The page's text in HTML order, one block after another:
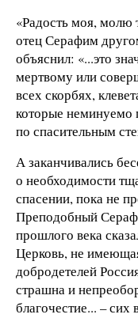
«Радость моя, молю
отец Серафим
объяснил: «...это
мертвому или
всех скорбях,
которые
по спасительным
А заканчивались
о необходимости
спасении, пока не
Преподобный
прошлого века
Церковь, не
добродетелей
страшна и
благочестие... – сих